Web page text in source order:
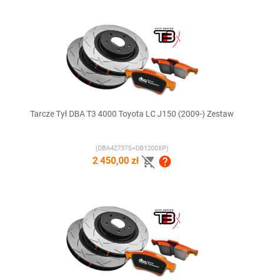
Tarcze Tył DBA T3 4000 Toyota LC J150 (2009-) Zestaw
(DBA42737S+DB1200XP)
2 450,00 zł  